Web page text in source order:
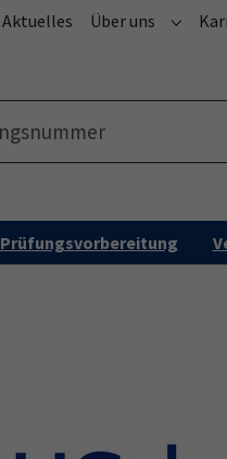
Aktuelles Über uns
Prüfungsvorbereitung